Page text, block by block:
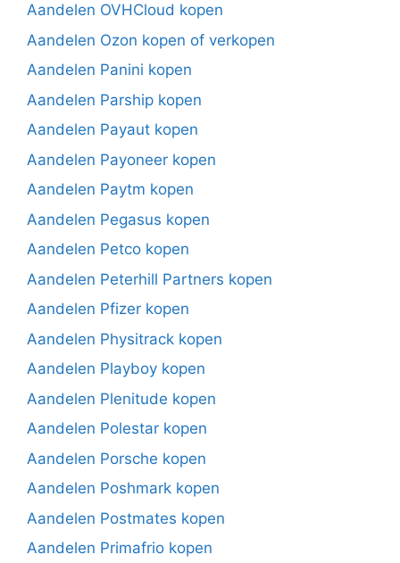
Aandelen OVHCloud kopen
Aandelen Ozon kopen of verkopen
Aandelen Panini kopen
Aandelen Parship kopen
Aandelen Payaut kopen
Aandelen Payoneer kopen
Aandelen Paytm kopen
Aandelen Pegasus kopen
Aandelen Petco kopen
Aandelen Peterhill Partners kopen
Aandelen Pfizer kopen
Aandelen Physitrack kopen
Aandelen Playboy kopen
Aandelen Plenitude kopen
Aandelen Polestar kopen
Aandelen Porsche kopen
Aandelen Poshmark kopen
Aandelen Postmates kopen
Aandelen Primafrio kopen